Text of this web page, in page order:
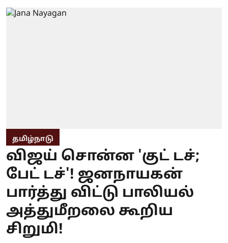
தமிழ்நாடு
விஜய் சொன்ன 'குட் டச்;
பேட் டச்'! ஜனநாயகன்
பார்த்து விட்டு பாலியல்
அத்துமீறலை கூறிய
சிறுமி!